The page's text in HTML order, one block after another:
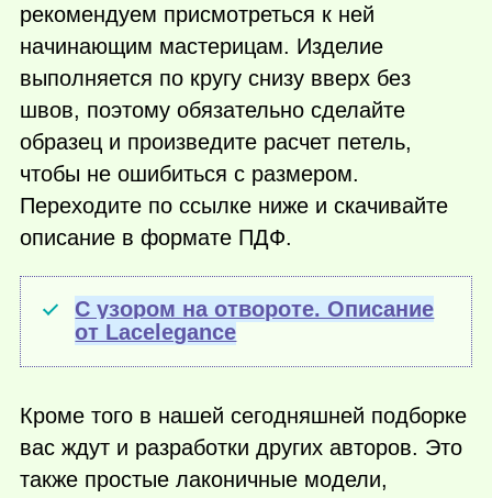
рекомендуем присмотреться к ней
начинающим мастерицам. Изделие
выполняется по кругу снизу вверх без
швов, поэтому обязательно сделайте
образец и произведите расчет петель,
чтобы не ошибиться с размером.
Переходите по ссылке ниже и скачивайте
описание в формате ПДФ.
С узором на отвороте. Описание
от Lacelegance
Кроме того в нашей сегодняшней подборке
вас ждут и разработки других авторов. Это
также простые лаконичные модели,